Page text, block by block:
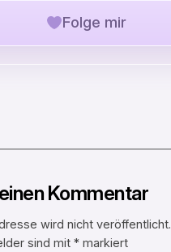
Folge mir
Kommentar
wird nicht veröffentlicht.
sind mit *markiert